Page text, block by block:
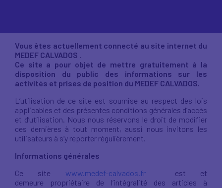
Vous êtes actuellement connecté au site internet du
MEDEF CALVADOS .
Ce site a pour objet de mettre gratuitement à la
disposition du public des informations sur les
activités et prises de position du MEDEF CALVADOS.
L’utilisation de ce site est soumise au respect des lois
applicables et des présentes conditions générales d’accès
et d’utilisation. Nous nous réservons le droit de modifier
ces dernières à tout moment, aussi nous invitons les
utilisateurs à s’y reporter régulièrement.
Informations générales
Ce site www.medef-calvados.frest et
demeure propriétaire de l’intégralité des articles à